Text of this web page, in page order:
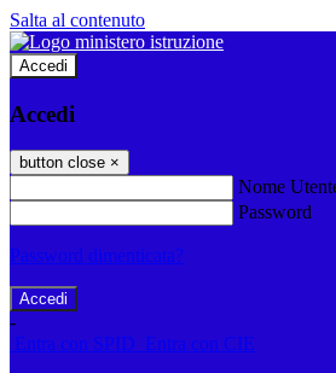
Salta al contenuto
Accedi
Accedi
button close ×
Nome
Password
Password dimenticata?
-
Entra con SPID
Entra con CIE